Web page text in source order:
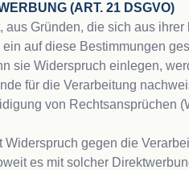
(ART. 21 DSGVO)
Gründen, die sich aus ihrer
auf diese Bestimmungen
sie Widerspruch einlegen,
für die Verarbeitung
von Rechtsansprüchen
gegen die
es mit solcher